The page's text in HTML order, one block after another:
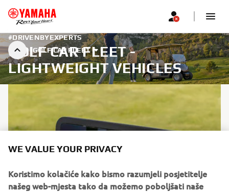
GOLF CAR FLEET
#DRIVENBYEXPERTS
GOLF CAR FLEET -
LIGHTWEIGHT VEHICLES
WE VALUE YOUR PRIVACY
Koristimo kolačiće kako bismo razumjeli posjetitelje
našeg web-mjesta tako da možemo poboljšati naše